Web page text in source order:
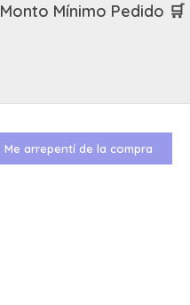
Monto Mínimo Pedido 🛒
Me arrepentí de la compra